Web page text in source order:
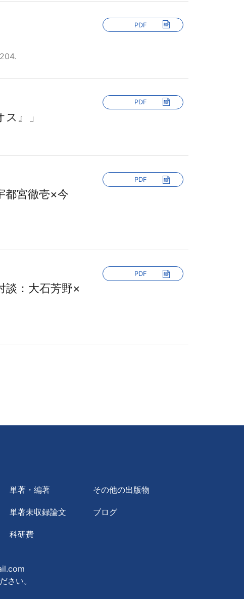
PDF
』」
PDF
都宮徹壱×今
PDF
談：大石芳野×
PDF
単著・編著 その他の出版物
単著未収録論文 ブログ
科研費
さい。